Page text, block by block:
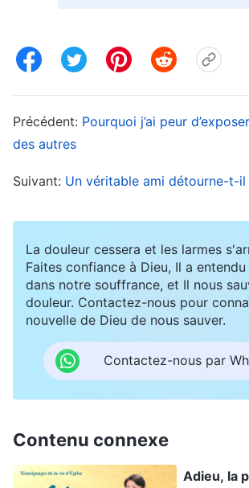
indulgent envers les autres, afin
Mais alors, pourquoi les gens
cela ? Quel est le but recherché ?
expression naturelle de
pour assumer cela ! Tu dois être
et d’exigences, t’obliger à
joie, à souffrir un peu plus, à
élevé et à travailler plus pour que
n’aient pas à s’épuiser. Et si
pleurnichent, se plaignent ou ne
efficaces, tu ne dois pas trop leur
croient que c’est un signe de
mais pourquoi cela Me semble-t-il
Précédent: Pourquoi j’ai peur
des autres
Suivant: Un véritable ami détourne-t-il
La douleur cessera et les larmes
Faites confiance à Dieu, Il a
dans notre souffrance, et Il nous
douleur. Contactez-nous pour
nouvelle de Dieu de nous sauver.
Contactez-nous par
Contenu connexe
Adieu, la